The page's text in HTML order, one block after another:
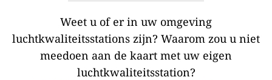
Weet u of er in uw omgeving
luchtkwaliteitsstations zijn? Waarom zou u niet
meedoen aan de kaart met uw eigen
luchtkwaliteitsstation?